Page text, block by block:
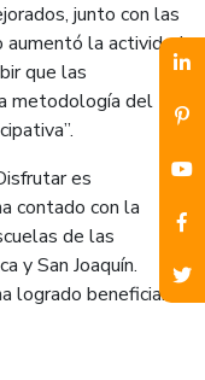
junto con las
aumentó la actividad
que las
metodología del
es
contado con la
de las
y San Joaquín.
logrado beneficiar a